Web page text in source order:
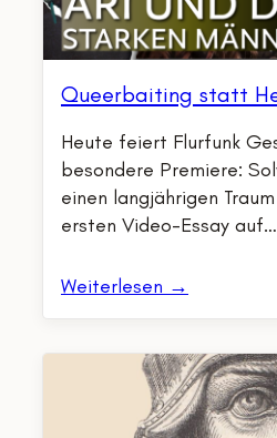
Queerbaiting statt
Heute feiert Flurfunk
besondere Premiere:
einen langjährigen
ersten Video-Essay auf…
Weiterlesen →